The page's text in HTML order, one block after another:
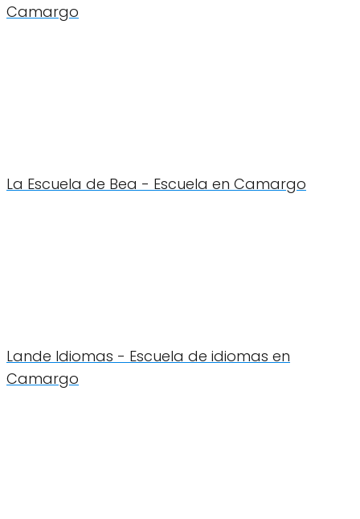
Camargo
La Escuela de Bea - Escuela en Camargo
Lande Idiomas - Escuela de idiomas en
Camargo